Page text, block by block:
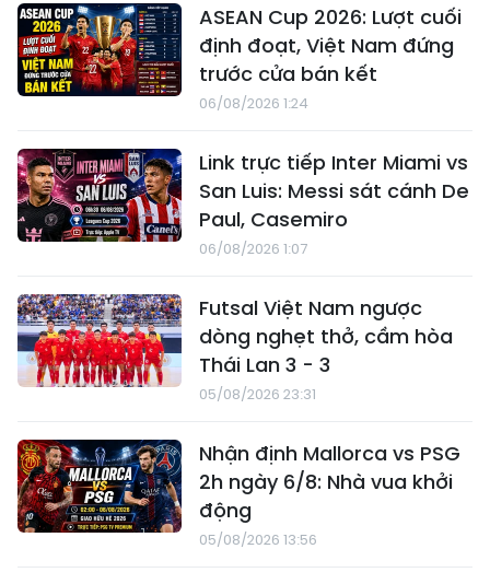
ASEAN Cup 2026: Lượt cuối
định đoạt, Việt Nam đứng
trước cửa bán kết
06/08/2026 1:24
Link trực tiếp Inter Miami vs
San Luis: Messi sát cánh De
Paul, Casemiro
06/08/2026 1:07
Futsal Việt Nam ngược
dòng nghẹt thở, cầm hòa
Thái Lan 3 - 3
05/08/2026 23:31
Nhận định Mallorca vs PSG
2h ngày 6/8: Nhà vua khởi
động
05/08/2026 13:56